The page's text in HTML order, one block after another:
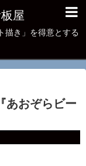
屋
描き」を得意とする
あおぞらビー